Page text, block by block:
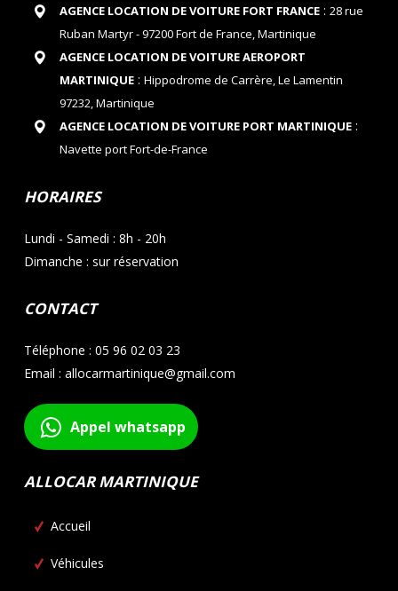
AGENCE LOCATION DE VOITURE FORT FRANCE: 28 rue
Ruban Martyr - 97200 Fort de France, Martinique
AGENCE LOCATION DE VOITURE AEROPORT
MARTINIQUE: Hippodrome de Carrère, Le Lamentin
97232, Martinique
AGENCE LOCATION DE VOITURE PORT MARTINIQUE:
Navette port Fort-de-France
HORAIRES
Lundi - Samedi : 8h - 20h
Dimanche : sur réservation
CONTACT
Téléphone : 05 96 02 03 23
Email : allocarmartinique@gmail.com
Appel whatsapp
ALLOCAR MARTINIQUE
Accueil
Véhicules